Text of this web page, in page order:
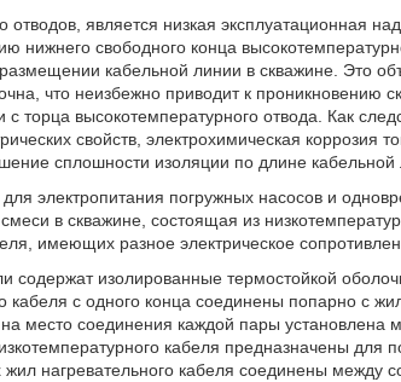
отводов, является низкая эксплуатационная
нижнего свободного конца
кабельной линии в скважине. Это
что неизбежно приводит к проникновению
высокотемпературного отвода. Как
свойств, электрохимическая коррозия
сплошности изоляции по длине кабельной
электропитания погружных насосов и
в скважине, состоящая из
имеющих разное электрическое
содержат изолированные термостойкой
с одного конца соединены попарно с
место соединения каждой пары установлена
кабеля предназначены для
нагревательного кабеля соединены между